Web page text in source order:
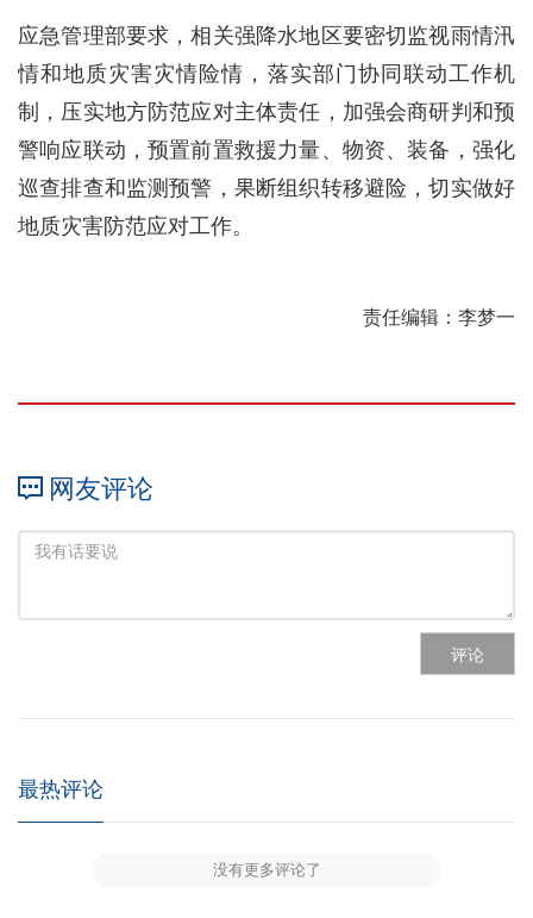
应急管理部要求，相关强降水地区要密切监视雨情汛
情和地质灾害灾情险情，落实部门协同联动工作机
制，压实地方防范应对主体责任，加强会商研判和预
警响应联动，预置前置救援力量、物资、装备，强化
巡查排查和监测预警，果断组织转移避险，切实做好
地质灾害防范应对工作。
责任编辑：李梦一
网友评论
评论
最热评论
没有更多评论了